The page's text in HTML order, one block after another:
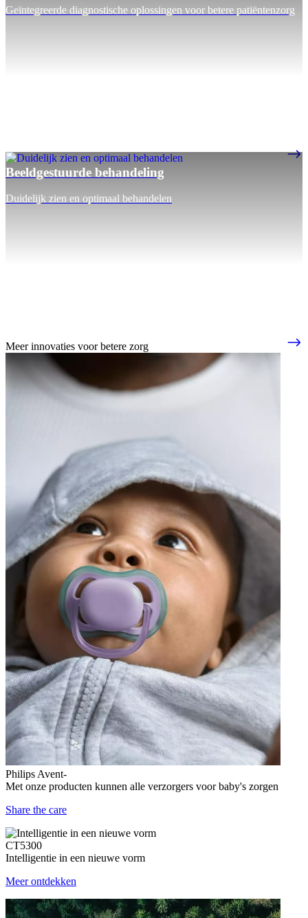
Geïntegreerde diagnostische oplossingen voor betere patiëntenzorg
Beeldgestuurde behandeling
Duidelijk zien en optimaal behandelen
Meer innovaties voor betere zorg
Philips Avent-
Met onze producten kunnen alle verzorgers voor baby's zorgen
Share the care
CT5300
Intelligentie in een nieuwe vorm
Meer ontdekken